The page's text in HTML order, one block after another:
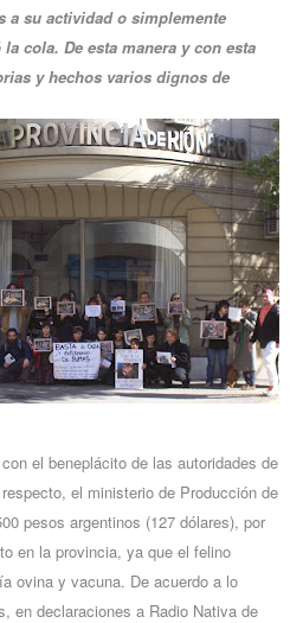
a su actividad o simplemente
cola. De esta manera y con esta
y hechos varios dignos de
el beneplácito de las autoridades de
el ministerio de Producción de
pesos argentinos (127 dólares), por
en la provincia, ya que el felino
ovina y vacuna. De acuerdo a lo
en declaraciones a Radio Nativa de